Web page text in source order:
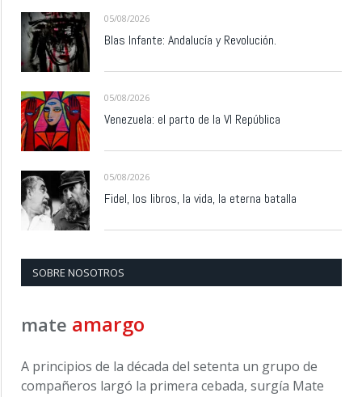
05/08/2026
Blas Infante: Andalucía y Revolución.
05/08/2026
Venezuela: el parto de la VI República
05/08/2026
Fidel, los libros, la vida, la eterna batalla
SOBRE NOSOTROS
mate amargo
A principios de la década del setenta un grupo de
compañeros largó la primera cebada, surgía Mate